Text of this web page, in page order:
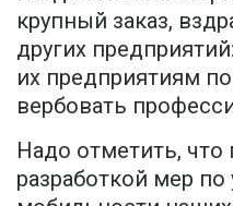
крупный заказ,
других
их предприятиям
вербовать
Надо отметить, что
разработкой мер